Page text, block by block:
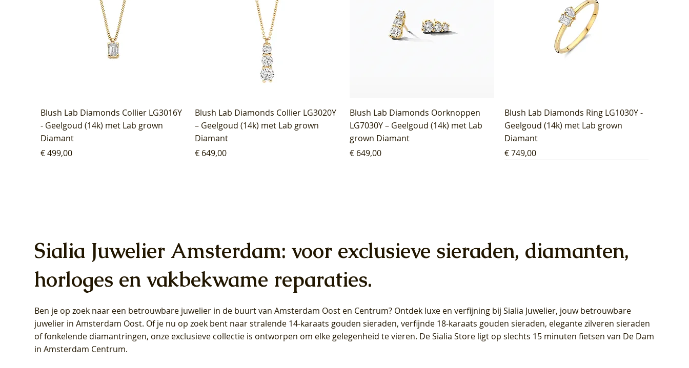
Blush Lab Diamonds Collier LG3016Y
- Geelgoud (14k) met Lab grown
Diamant
Prijs
€ 499,00
Blush Lab Diamonds Collier LG3020Y
– Geelgoud (14k) met Lab grown
Diamant
Prijs
€ 649,00
Blush Lab Diamonds Oorknoppen
LG7030Y – Geelgoud (14k) met Lab
grown Diamant
Prijs
€ 649,00
Blush Lab Diamonds Ring LG1030Y -
Geelgoud (14k) met Lab grown
Diamant
Prijs
€ 749,00
Blush Lab Diamonds Oorhangers
LG9006Y/S - Geelgoud (14k) met Lab
grown Diamant
Blush Lab Diamonds Oorhangers
LG9007Y/S - Geelgoud (14k) met Lab
grown Diamant
Blush Lab Diamonds Ring LG1028Y -
Geelgoud (14k) met Lab grown
Diamant
Blush Lab Diamonds Collier LG3014Y
- Geelgoud (14k) met Lab grown
Diamant
Blush Lab Diamonds Collier LG3019Y
– Geelgoud (14k) met Lab grown
Diamant
Blush Lab Diamonds Ring LG1042Y –
Geelgoud (14k) met Lab grown
Diamant
Blush Lab Diamonds Oorknoppen
LG7027Y - Geelgoud (14k) met Lab
grown Diamant
Blush Lab Diamonds Ring LG1029Y -
Geelgoud (14k) met Lab grown
Diamant
Blush Lab Diamonds Ring LG1031Y -
Geelgoud (14k) met Lab grown
Diamant
Blush Lab Diamonds Ring LG1044Y –
Geelgoud (14k) met Lab grown
Diamant
Blush Lab Diamonds Oorknoppen
LG7026Y - Geelgoud (14k) met Lab
grown Diamant
Blush Lab Diamonds Oorknoppen
LG7033Y – Geelgoud (14k) met Lab
grown Diamant
Sialia Juwelier Amsterdam: voor exclusieve sieraden, diamanten,
horloges en vakbekwame reparaties.
Ben je op zoek naar een betrouwbare juwelier in de buurt van Amsterdam Oost en Centrum? Ontdek luxe en verfijning bij Sialia Juwelier, jouw betrouwbare
juwelier in Amsterdam Oost. Of je nu op zoek bent naar stralende 14-karaats gouden sieraden, verfijnde 18-karaats gouden sieraden, elegante zilveren sieraden
of fonkelende diamantringen, onze exclusieve collectie is ontworpen om elke gelegenheid te vieren. De Sialia Store ligt op slechts 15 minuten fietsen van De Dam
in Amsterdam Centrum.